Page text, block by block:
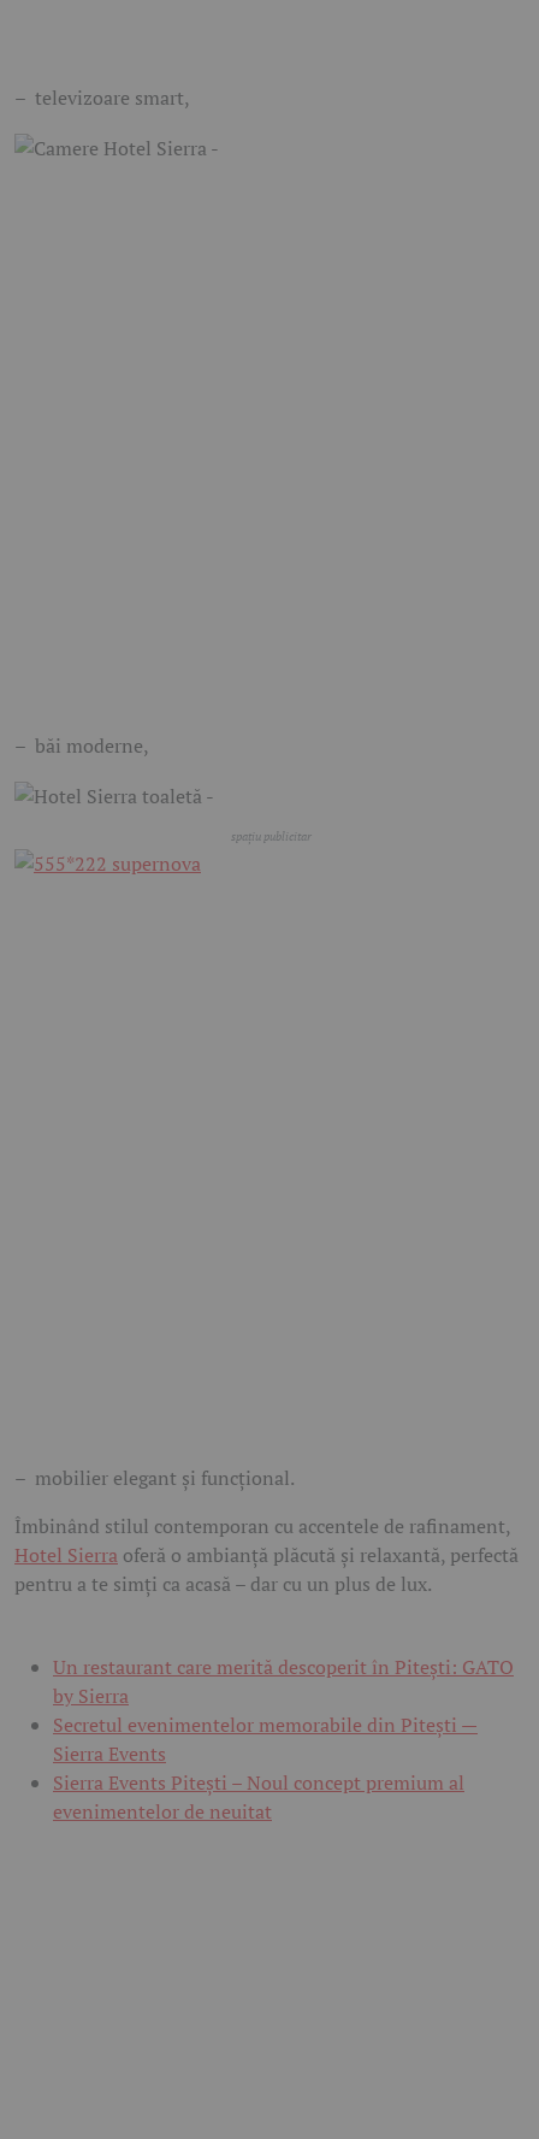
– televizoare smart,
– băi moderne,
– mobilier elegant și funcțional.
Îmbinând stilul contemporan cu accentele de rafinament,
Hotel Sierra oferă o ambianță plăcută și relaxantă, perfectă
pentru a te simți ca acasă – dar cu un plus de lux.
Un restaurant care merită descoperit în Pitești: GATO
by Sierra
Secretul evenimentelor memorabile din Pitești —
Sierra Events
Sierra Events Pitești – Noul concept premium al
evenimentelor de neuitat